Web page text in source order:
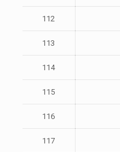
112
113
114
115
116
117